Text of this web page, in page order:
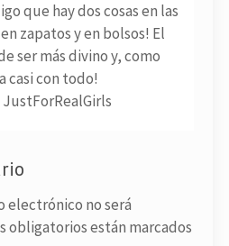
que hay dos cosas en las
zapatos y en bolsos! El
ser más divino y, como
casi con todo!
JustForRealGirls
electrónico no será
obligatorios están marcados